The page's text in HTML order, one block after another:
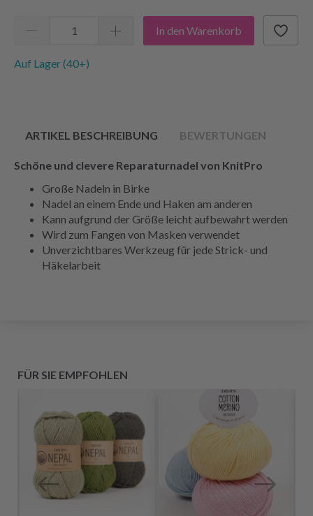
In den Warenkorb
Auf Lager (40+)
ARTIKEL BESCHREIBUNG BEWERTUNGEN
Schöne und clevere Reparaturnadel von KnitPro
Große Nadeln in Birke
Nadel an einem Ende und Haken am anderen
Kann aufgrund der Größe leicht aufbewahrt werden
Wird zum Fangen von Masken verwendet
Unverzichtbares Werkzeug für jede Strick- und
Häkelarbeit
FÜR SIE EMPFOHLEN